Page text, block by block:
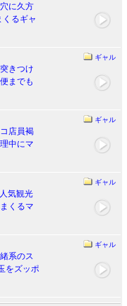
に久方
るギャ
ギャル
きつけ
までも
ギャル
店員褐
中にマ
ギャル
気観光
くるマ
ギャル
系のス
をズッポ